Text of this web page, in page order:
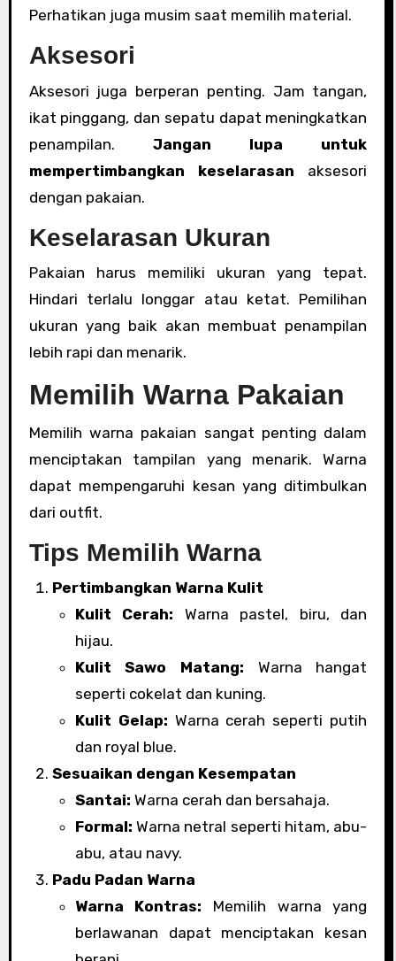
Perhatikan juga musim saat memilih material.
Aksesori
Aksesori juga berperan penting. Jam tangan,
ikat pinggang, dan sepatu dapat meningkatkan
penampilan. Jangan lupa untuk
mempertimbangkan keselarasan aksesori
dengan pakaian.
Keselarasan Ukuran
Pakaian harus memiliki ukuran yang tepat.
Hindari terlalu longgar atau ketat. Pemilihan
ukuran yang baik akan membuat penampilan
lebih rapi dan menarik.
Memilih Warna Pakaian
Memilih warna pakaian sangat penting dalam
menciptakan tampilan yang menarik. Warna
dapat mempengaruhi kesan yang ditimbulkan
dari outfit.
Tips Memilih Warna
Pertimbangkan Warna Kulit
Kulit Cerah: Warna pastel, biru, dan
hijau.
Kulit Sawo Matang: Warna hangat
seperti cokelat dan kuning.
Kulit Gelap: Warna cerah seperti putih
dan royal blue.
Sesuaikan dengan Kesempatan
Santai: Warna cerah dan bersahaja.
Formal: Warna netral seperti hitam, abu-
abu, atau navy.
Padu Padan Warna
Warna Kontras: Memilih warna yang
berlawanan dapat menciptakan kesan